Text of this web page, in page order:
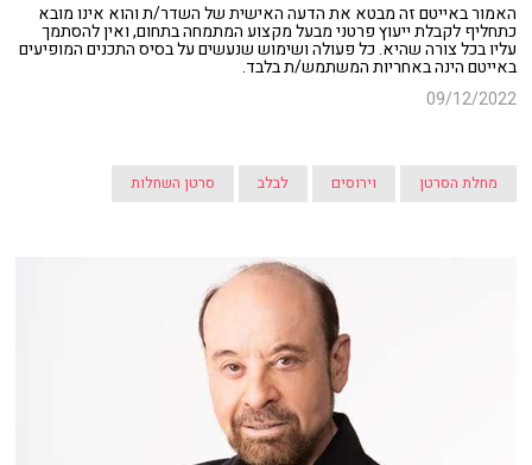
האמור באייטם זה מבטא את הדעה האישית של השדר/ת והוא אינו מובא
כתחליף לקבלת ייעוץ פרטני מבעל מקצוע המתמחה בתחום, ואין להסתמך
עליו בכל צורה שהיא. כל פעולה ושימוש שנעשים על בסיס התכנים המופיעים
באייטם הינה באחריות המשתמש/ת בלבד.
09/12/2022
מחלת הסרטן וירוסים לבלב סרטן השחלות